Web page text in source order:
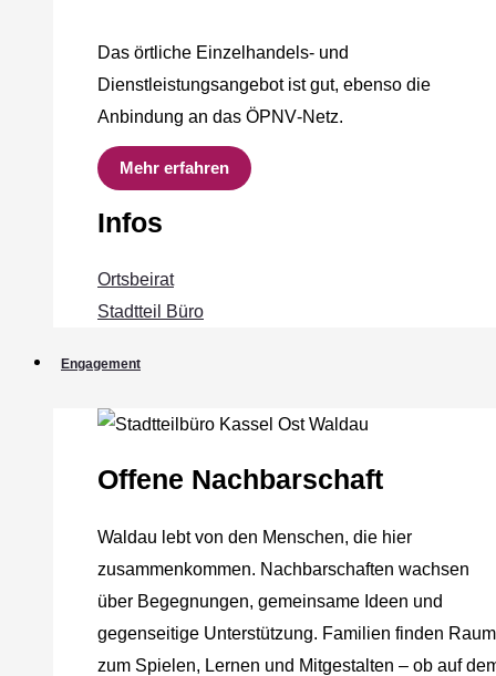
Das örtliche Einzelhandels‐ und
Dienstleistungsangebot ist gut, ebenso die
Anbindung an das ÖPNV‐Netz.
Mehr erfahren
Infos
Ortsbeirat
Stadtteil Büro
Engagement
Offene Nachbarschaft
Waldau lebt von den Menschen, die hier
zusammenkommen. Nachbarschaften wachsen
über Begegnungen, gemeinsame Ideen und
gegenseitige Unterstützung. Familien finden Raum
zum Spielen, Lernen und Mitgestalten – ob auf